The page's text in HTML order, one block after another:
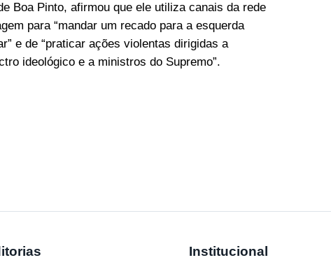
Boa Pinto, afirmou que ele utiliza canais da rede
para “mandar um recado para a esquerda
e de “praticar ações violentas dirigidas a
ideológico e a ministros do Supremo”.
Institucional